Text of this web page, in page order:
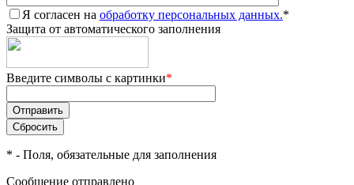
Я согласен на обработку персональных данных.*
Защита от автоматического заполнения
Введите символы с картинки*
* - Поля, обязательные для заполнения
Сообщение отправлено